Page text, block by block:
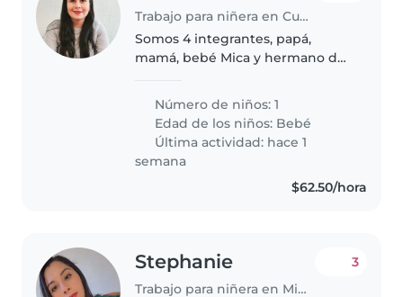
Trabajo para niñera en Cuernavaca
Somos 4 integrantes, papá,
mamá, bebé Mica y hermano de
Número de niños: 1
Edad de los niños: Bebé
Última actividad: hace 1
semana
$62.50/hora
Stephanie
Trabajo para niñera en Mineral de la Reforma
3